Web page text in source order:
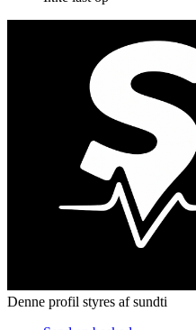
Denne profil styres af sundti